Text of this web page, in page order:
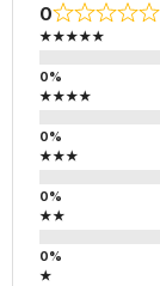
0
★★★★★
★★★★
★★★
★★
★